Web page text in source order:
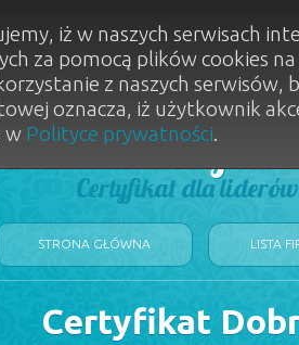
Dobry
Certyfikat dla
STRONA GŁÓWNA LISTA
Certyfikat
iż w naszych serwisach
za pomocą plików cookies
z naszych
oznacza, iż użytkownik
w Polityce prywatności.